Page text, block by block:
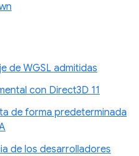
de WGSL admitidas
con Direct3D 11
de forma predeterminada
de los desarrolladores